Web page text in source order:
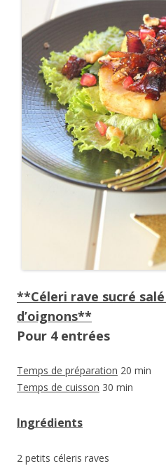
**Céleri rave sucré
d’oignons**
Pour 4 entrées
Temps de préparation 20 min
Temps de cuisson 30 min
Ingrédients
2 petits céleris raves